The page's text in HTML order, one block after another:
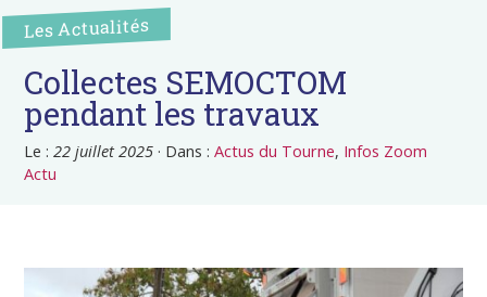
Les Actualités
Collectes SEMOCTOM
pendant les travaux
Le :22 juillet 2025 · Dans :Actus du Tourne, Infos Zoom
Actu